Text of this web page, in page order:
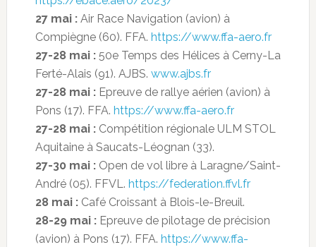
27 mai :Air Race Navigation (avion) à
Compiègne (60). FFA. https://www.ffa-aero.fr
27-28 mai :50e Temps des Hélices à Cerny-La
Ferté-Alais (91). AJBS. www.ajbs.fr
27-28 mai :Epreuve de rallye aérien (avion) à
Pons (17). FFA. https://www.ffa-aero.fr
27-28 mai : Compétition régionale ULM STOL
Aquitaine à Saucats-Léognan (33).
27-30 mai :Open de vol libre à Laragne/Saint-
André (05). FFVL. https://federation.ffvl.fr
28 mai :Café Croissant à Blois-le-Breuil.
28-29 mai :Epreuve de pilotage de précision
(avion) à Pons (17). FFA. https://www.ffa-